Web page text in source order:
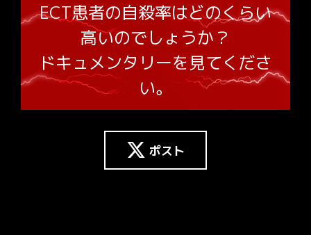
ECT患者の自殺率はどのくらい
高いのでしょうか？
ドキュメンタリーを見てくださ
い。
ポスト